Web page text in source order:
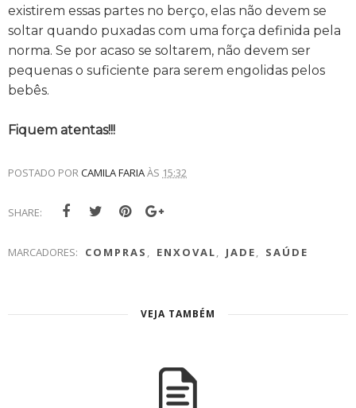
existirem essas partes no berço, elas não devem se
soltar quando puxadas com uma força definida pela
norma. Se por acaso se soltarem, não devem ser
pequenas o suficiente para serem engolidas pelos
bebês.
Fiquem atentas!!!
POSTADO PORCAMILA FARIAÀS 15:32
SHARE:
MARCADORES: COMPRAS , ENXOVAL, JADE, SAÚDE
VEJA TAMBÉM